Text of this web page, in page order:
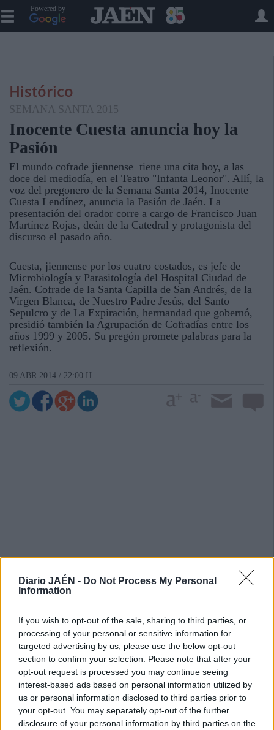
Diario JAÉN - Do Not Process My Personal
Information
If you wish to opt-out of the sale, sharing to third parties, or
processing of your personal or sensitive information for
targeted advertising by us, please use the below opt-out
section to confirm your selection. Please note that after your
opt-out request is processed you may continue seeing
interest-based ads based on personal information utilized by
us or personal information disclosed to third parties prior to
your opt-out. You may separately opt-out of the further
disclosure of your personal information by third parties on the
Powered by
Histórico
SEMANA SANTA 2015
Inocente Cuesta anuncia hoy la
Pasión
El mundo cofrade jiennense tiene una cita hoy, a las
doce del mediodía, en el Teatro "Infanta Leonor". Allí, la
voz del pregonero de la Semana Santa 2014, Inocente
Cuesta Lendínez, anuncia la Pasión de Jaén. La
presentación del orador corre a cargo de Francisco Juan
Martínez Rojas, deán de la Catedral y protagonista del
discurso el pasado año.
Cuesta, jiennense por los cuatro costados, es jefe de
Microbiología y Parasitología del Hospital Ciudad de
Jaén. Cofrade de la Santa Capilla de San Andrés, de la
Virgen Blanca, de Nuestro Padre Jesús, del Santo
Sepulcro y de La Expiración, hermandad que gobernó,
presidió también la Agrupación de Cofradías entre los
años 1999 y 2005. Su pregón promete palabras para la
reflexión.
09 ABR 2014 / 22:00 H.